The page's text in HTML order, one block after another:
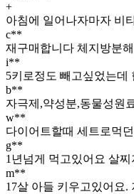
+
아침에 일어나자마자 비
c**
재구매합니다 체지방분
i**
5키로정도 빼고싶었는
b**
자극제,약성분,동물성원
w**
다이어트할때 세트로먹
g**
1년넘게 먹고있어요 살
m**
17살 아들 키우고있어요